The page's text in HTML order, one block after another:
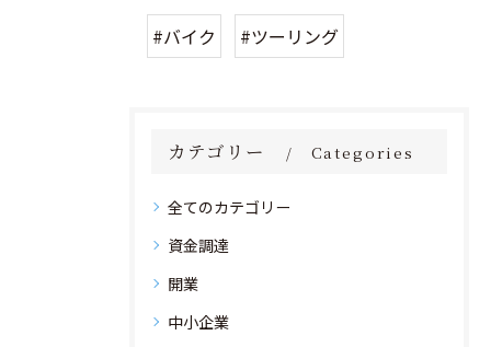
#バイク #ツーリング
カテゴリー Categories
全てのカテゴリー
資金調達
開業
中小企業